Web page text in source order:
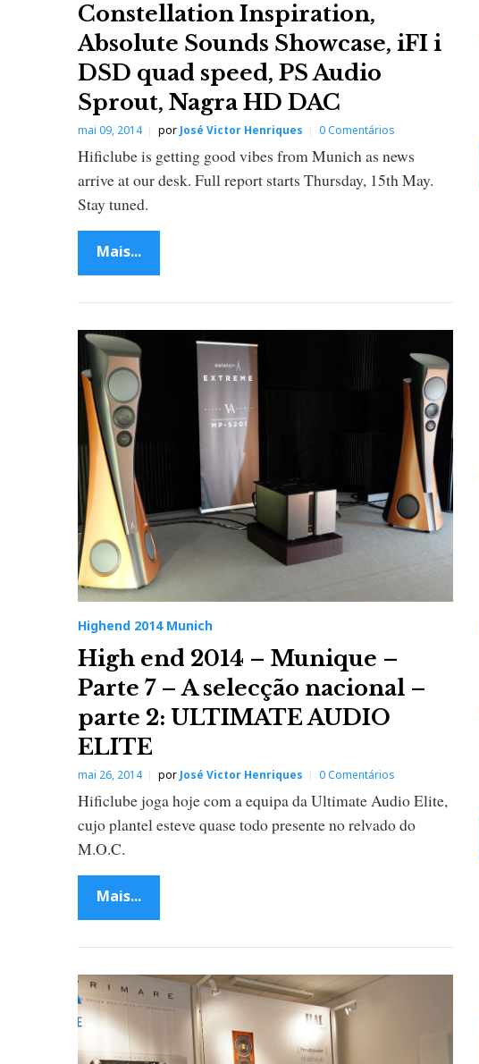
Constellation Inspiration,
Absolute Sounds Showcase, iFI i
DSD quad speed, PS Audio
Sprout, Nagra HD DAC
mai 09, 2014 por José Victor Henriques 0 Comentários
Hificlube is getting good vibes from Munich as news
arrive at our desk. Full report starts Thursday, 15th May.
Stay tuned.
Mais...
Highend 2014 Munich
High end 2014 – Munique –
Parte 7 – A selecção nacional –
parte 2: ULTIMATE AUDIO
ELITE
mai 26, 2014 por José Victor Henriques 0 Comentários
Hificlube joga hoje com a equipa da Ultimate Audio Elite,
cujo plantel esteve quase todo presente no relvado do
M.O.C.
Mais...